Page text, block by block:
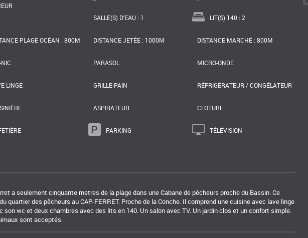
SALLE(S) D'EAU : 1 LIT(S) 140 : 2
PLAGE OCÉAN : 800M DISTANCE JETÉE : 1000M DISTANCE MARCHÉ : 800M
PARASOL MICRO-ONDE
LINGE GRILLE-PAIN RÉFRIGÉRATEUR / CONGÉLATEUR
ASPIRATEUR CLOTURE
PARKING TÉLÉVISION
a seulement cinquante metres de la plage dans une Cabane de pêcheurs proche du Bassin. Ce
quartier des pêcheurs au CAP-FERRET. Proche de la Conche. Il comprend une cuisine avec lave linge
wc et deux chambres avec des lits en 140. Un salon avec TV. Un jardin clos et un confort simple.
sont acceptés.